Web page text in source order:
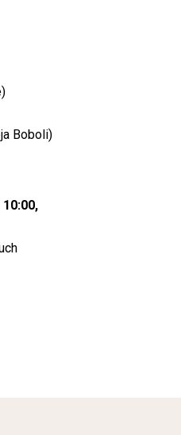
Boboli)